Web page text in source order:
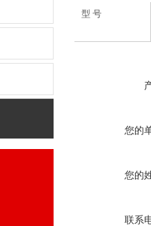
型 号
您的
您的
联系